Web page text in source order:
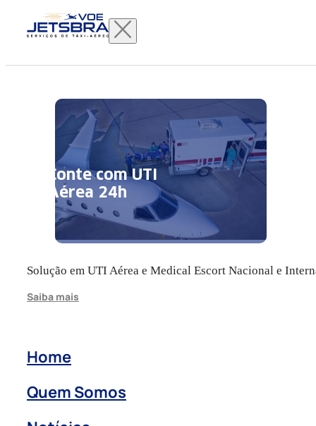
Conte com UTI
Aérea 24h
Solução em UTI Aérea e Medical Escort Nacional e
Saiba mais
Home
Quem Somos